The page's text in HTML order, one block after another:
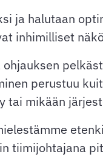
ja halutaan
inhimilliset
perustuu
mikään
tiimijohtajana